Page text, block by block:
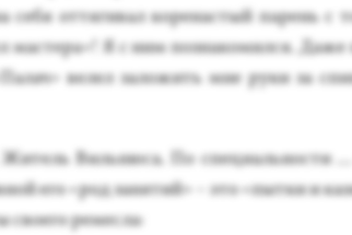
от­тя­гивал ко­ренас­тый па­рень с
мас­те­ра»! Я с ним поз­на­комил­ся. Да­же
ве­лел за­ложить мне ру­ки за
Виль­ню­са. По спе­ци­аль­нос­ти
его «род за­нятий» – это «пыт­ки и
ре­мес­ла: